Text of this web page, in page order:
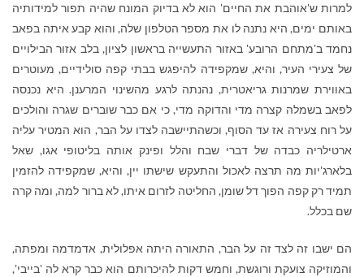
למרות ש'אוהבת את החיים' הוא לא בדיוק המונח שהיה תפור למידותיה
באותם ימים, היא נתנה לו את מספר הטלפון שלה, והוא קבע איתה בפאב
נחמד ב'מתחם הרובע' באזור התעשייה בראשון לציון, בלב אזור הבילויים
של צעירי העיר, והיא, שמקפידה להיפגש בבתי קפה סולידיים, מעוטרים
באווירת שמרנות גריאטרית, נהנתה לרגע מהשינוי המרענן. היא נכנסה
לפאב בשמלה קצרה מדי והדוקה מדי, כי אם כבר שוברים שגרה והולכים
על רוח צעירה אז עד הסוף, וכשהתיישבה לצדו על הבר, הוא המטיר עליה
ארטילריה כבדה של דברי שבח והלל ופינק אותה בליטופי אגו, שאל
בלארג'יות מה תרצה לאכול והתעקש שישתו יין, והיא, שמקפידה להזמין
תמיד רק קפה הפוך דל שומן, החליטה לזרום איתו, לא ברור למה, ומה קרה
שם בכלל.
הם ישבו זה לצד זה על הבר, התאורה היתה אפלולית, אדמדמה ומפתה,
והמוזיקה צועקת ורוגשת, וחמש דקות להיכרותם הוא כבר קרא לה 'בייבי',